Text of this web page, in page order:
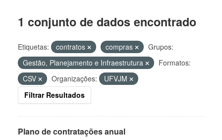
1 conjunto de dados encontrado
Etiquetas: contratos compras
Grupos:
Gestão, Planejamento e Infraestrutura
Formatos:
CSV
Organizações:
UFVJM
Filtrar Resultados
Plano de contratações anual